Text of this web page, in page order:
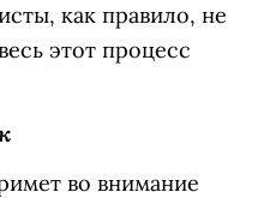
как правило, не
этот процесс
во внимание